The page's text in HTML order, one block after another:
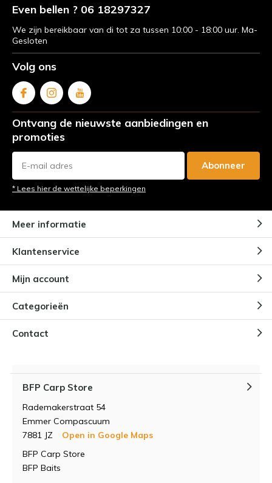
Even bellen ? 06 18297327
We zijn bereikbaar van di tot za tussen 10:00 - 18:00 uur. Ma-
Gesloten
Volg ons
Ontvang de nieuwste aanbiedingen en
promoties
Abonneer
* Lees hier de wettelijke beperkingen
Meer informatie
Klantenservice
Mijn account
Categorieën
Contact
BFP Carp Store
Rademakerstraat 54
Emmer Compascuum
7881 JZ
Open in Google Maps
BFP Carp Store
BFP Baits